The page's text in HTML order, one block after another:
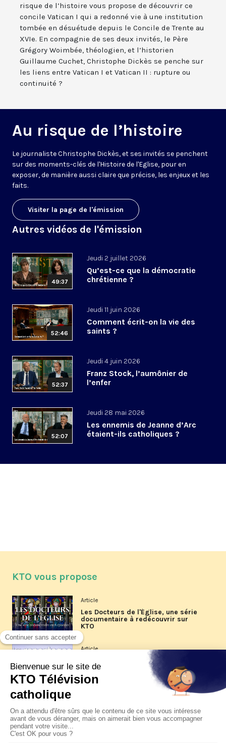
risque de l’histoire vous propose de découvrir ce
concile Vatican I qui a redonné vie à une institution
tombée en désuétude depuis le Concile de Trente au
XVIe. En compagnie de ses deux invités, le Père
Grégory Woimbée, théologien, et l’historien
Guillaume Cuchet, Christophe Dickès se penche sur
les liens entre Vatican I et Vatican II : rupture ou
continuité ?
Au risque de l’histoire
Le journaliste Christophe Dickès, et ses invités se penchent
sur des moments-clés de l'Histoire de l'Eglise, pour en
exposer, de manière aussi claire que précise, les enjeux et les
faits.
Visiter la page de l'émission
Autres vidéos de l'émission
49:37
Jeudi 2 juillet 2026
Qu’est-ce que la démocratie
chrétienne ?
52:46
Jeudi 11 juin 2026
Comment écrit-on la vie des
saints ?
52:37
Jeudi 4 juin 2026
Franz Stock, l’aumônier de
l’enfer
52:07
Jeudi 28 mai 2026
Les ennemis de Jeanne d’Arc
étaient-ils catholiques ?
KTO vous propose
Article
Les Docteurs de l'Église, une série
documentaire à redécouvrir sur
KTO
Article
Les reportages d'été 2026 de KTO
La visite pastorale du pape Léon
XIV à Assise à suivre sur KTO le
jeudi 6 août